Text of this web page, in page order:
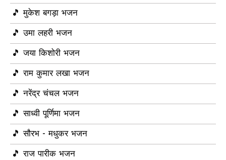
🎵 मुकेश बगड़ा भजन
🎵 उमा लहरी भजन
🎵 जया किशोरी भजन
🎵 राम कुमार लखा भजन
🎵 नरेंद्र चंचल भजन
🎵 साध्वी पूर्णिमा भजन
🎵 सौरभ - मधुकर भजन
🎵 राज पारीक भजन